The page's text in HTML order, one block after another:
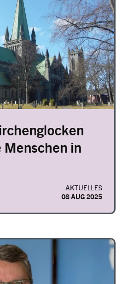
in
AKTUELLES
08 AUG 2025